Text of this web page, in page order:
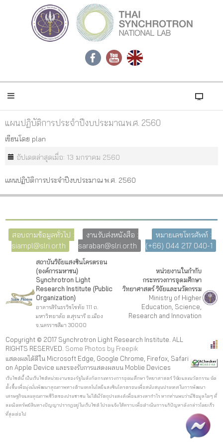
แผนปฏิบัติการประจำปีงบประมาณพ.ศ. 2560
เขียนโดย plan
อัปเดตล่าสุดเมื่อ: 13 มกราคม 2560
แผนปฏิบัติการประจำปีงบประมาณ พ.ศ. 2560
สอบถามข้อมูลทั่วไป :
siampl@slri.or.th
งานรับส่งหนังสือ :
saraban@slri.or.th
หมายเลขโทรศัพท์ :
(+66) 044 217 040-1
สถาบันวิจัยแสงซินโครตรอน
(องค์การมหาชน)
Synchrotron Light
Research Institute (Public
Organization)
อาคารสิรินธรวิชโชทัย 111 ถ.
มหาวิทยาลัย ต.สุรนารี อ.เมือง
จ.นครราชสีมา 30000
หน่วยงานในกำกับ
กระทรวงการอุดมศึกษา
วิทยาศาสตร์ วิจัยและนวัตกรรม
Ministry of Higher
Education, Science,
Research and Innovation
Copyright © 2017 Synchrotron Light Research Institute. ALL
RIGHTS RESERVED. Some Photos by Freepik
แสดงผลได้ดีใน Microsoft Edge, Google Chrome, Firefox, Safari
on Apple Device และรองรับการแสดงผลบน Moblie Devices
เว็บไซต์นี้ เป็นเว็บไซต์หน่วยงานของรัฐในสังกัดกระทรวงการอุดมศึกษา วิทยาศาสตร์ วิจัยและนวัตกรรม จัด
ตั้งขึ้นเพื่อมุ่งมั่นพัฒนาคุณภาพทางด้านเทคโนโลยีแสงซินโครตรอนเพื่อสนับสนุนประเทศในการพัฒนา
เศรษฐกิจและคุณภาพชีวิตของประชาชน ไม่ได้มีวัตถุประสงค์เพื่อแสวงหากำไร หากท่านพบว่ามีข้อมูลใดๆ ที่
ละเมิดทรัพย์สินทางปัญญาปรากฏอยู่ในเว็บไซต์ โปรดแจ้งให้ทราบเพื่อดำเนินการแก้ปัญหาดังกล่าวโดยเร็ว
ที่สุดต่อไป